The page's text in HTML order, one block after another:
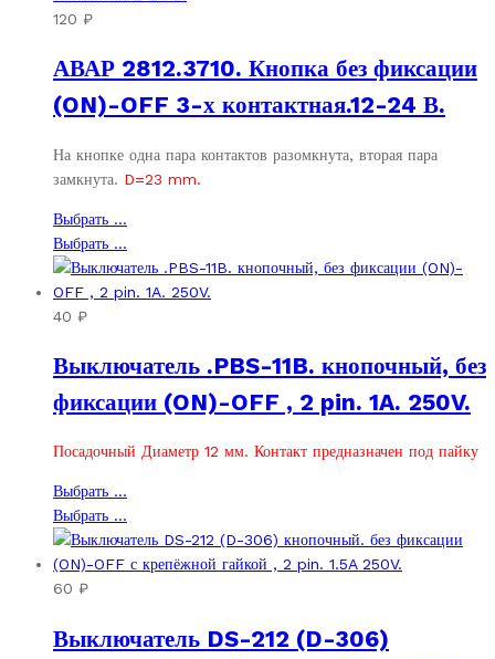
120 ₽
АВАР 2812.3710. Кнопка без фиксации
(ON)-OFF 3-х контактная.12-24 В.
На кнопке одна пара контактов разомкнута, вторая пара
замкнута. D=23 mm.
Выбрать ...
имеет
несколько
можно
на
товара.
Выбрать ...
товар
имеет
Опции
выбрать
странице
40 ₽
Выключатель .PBS-11B. кнопочный, без
фиксации (ON)-OFF , 2 pin. 1A. 250V.
Посадочный Диаметр 12 мм. Контакт предназначен под пайку
Выбрать ...
имеет
несколько
можно
Выбрать ...
товар
имеет
Опции
60 ₽
Выключатель DS-212 (D-306)